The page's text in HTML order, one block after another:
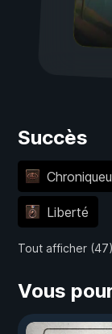
Succès
Liberté
Tout afficher (47)
Vous